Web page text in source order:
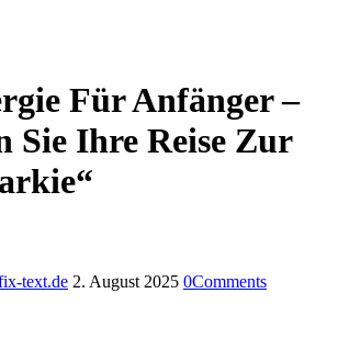
Für Anfänger –
Sie Ihre Reise Zur
text.de 2. August 2025 0Comments